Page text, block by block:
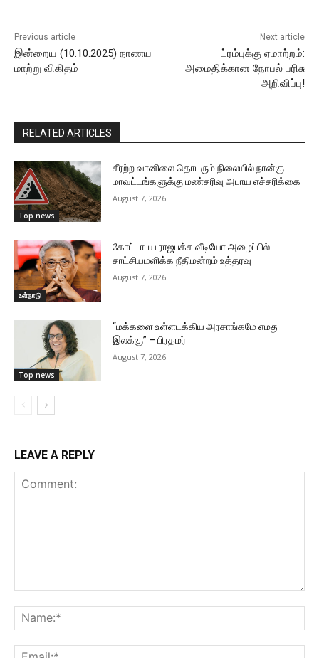
Previous article
இன்றைய (10.10.2025) நாணய
மாற்று விகிதம்
Next article
ட்ரம்புக்கு ஏமாற்றம்:
அமைதிக்கான நோபல் பரிசு
அறிவிப்பு!
RELATED ARTICLES
Top news
சீரற்ற வானிலை தொடரும் நிலையில் நான்கு
மாவட்டங்களுக்கு மண்சரிவு அபாய எச்சரிக்கை
August 7, 2026
உள்நாடு
கோட்டாபய ராஜபக்ச வீடியோ அழைப்பில்
சாட்சியமளிக்க நீதிமன்றம் உத்தரவு
August 7, 2026
Top news
“மக்களை உள்ளடக்கிய அரசாங்கமே எமது
இலக்கு” – பிரதமர்
August 7, 2026
LEAVE A REPLY